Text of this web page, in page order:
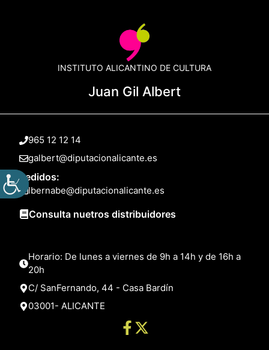
INSTITUTO ALICANTINO DE CULTURA
Juan Gil Albert
965 12 12 14
galbert@diputacionalicante.es
Pedidos:
lbernabe@diputacionalicante.es
Consulta nuetros distribuidores
Horario: De lunes a viernes de 9h a 14h y de 16h a
20h
C/ SanFernando, 44 - Casa Bardín
03001- ALICANTE